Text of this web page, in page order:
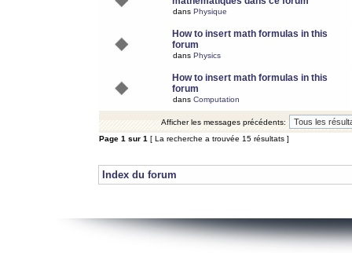
dans Physique
How to insert math formulas in this
forum
dans Physics
How to insert math formulas in this
forum
dans Computation
Afficher les messages précédents:
Page 1 sur 1 [ La recherche a trouvée 15 résultats ]
Index du forum